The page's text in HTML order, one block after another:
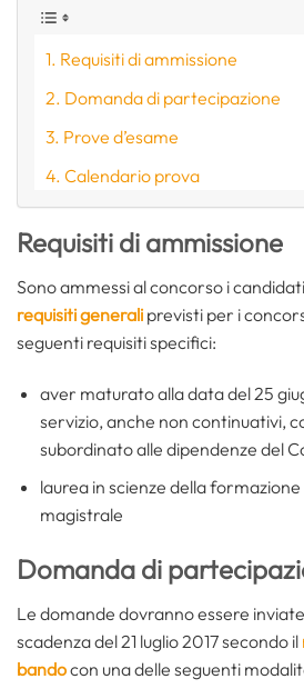
Requisiti di ammissione
Domanda di partecipazione
Prove d’esame
Calendario prova
Requisiti di ammissione
Sono ammessi al concorso i
requisiti generali previsti per i
seguenti requisiti specifici:
aver maturato alla data del 25
servizio, anche non continuativi,
subordinato alle dipendenze del
laurea in scienze della
magistrale
Domanda di
Le domande dovranno essere
scadenza del 21 luglio 2017 secondo il
bandocon una delle seguenti